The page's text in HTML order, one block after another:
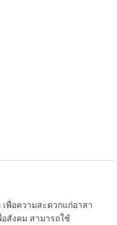
พื่อความสะดวกแก่อาสา
สังคม สามารถใช้